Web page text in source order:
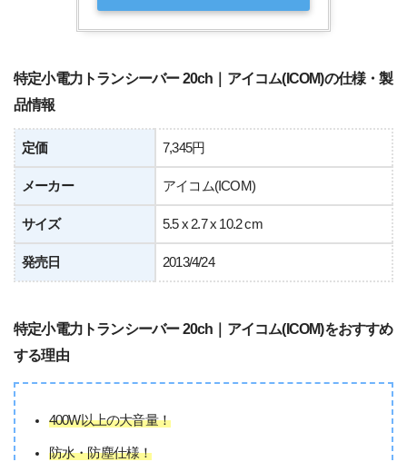
特定小電力トランシーバー 20ch｜アイコム(ICOM)の仕様・製
品情報
定価 7,345円
メーカー アイコム(ICOM)
サイズ 5.5 x 2.7 x 10.2 cm
発売日 2013/4/24
特定小電力トランシーバー 20ch｜アイコム(ICOM)をおすすめ
する理由
400W以上の大音量！
防水・防塵仕様！